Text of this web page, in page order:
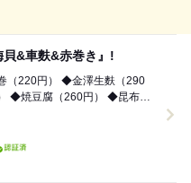
&車麩&赤巻き』!